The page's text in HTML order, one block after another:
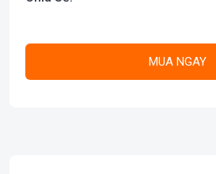
MUA NGAY